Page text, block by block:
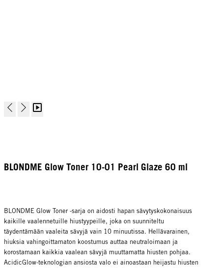
BLONDME Glow Toner 10-01 Pearl Glaze 60 ml
BLONDME Glow Toner -sarja on aidosti hapan sävytyskokonaisuus
kaikille vaalennetuille hiustyypeille, joka on suunniteltu
täydentämään vaaleita sävyjä vain 10 minuutissa. Hellävarainen,
hiuksia vahingoittamaton koostumus auttaa neutraloimaan ja
korostamaan kaikkia vaalean sävyjä muuttamatta hiusten pohjaa.
AcidicGlow-teknologian ansiosta valo ei ainoastaan heijastu hiusten